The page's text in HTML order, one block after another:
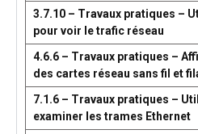
3.7.10 – Travaux pratiques –
pour voir le trafic réseau
4.6.6 – Travaux pratiques –
des cartes réseau sans fil et
7.1.6 – Travaux pratiques –
examiner les trames Ethernet